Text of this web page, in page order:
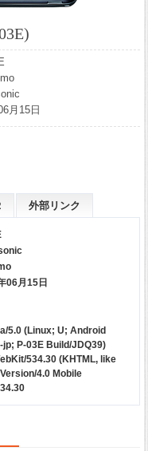
月15日
外部リンク
06月15日
5.0 (Linux; U; Android
jp; P-03E Build/JDQ39)
534.30 (KHTML, like
4.0 Mobile